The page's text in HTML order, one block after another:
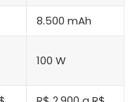
8.500 mAh
100 W